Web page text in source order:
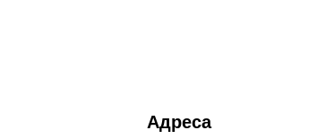
Адреса